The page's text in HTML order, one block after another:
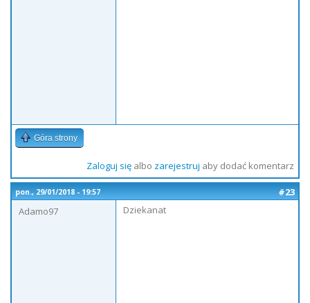
Góra strony
Zaloguj sięalbo zarejestruj aby dodać komentarz
pon., 29/01/2018 - 19:57
#23
Adamo97
Dziekanat